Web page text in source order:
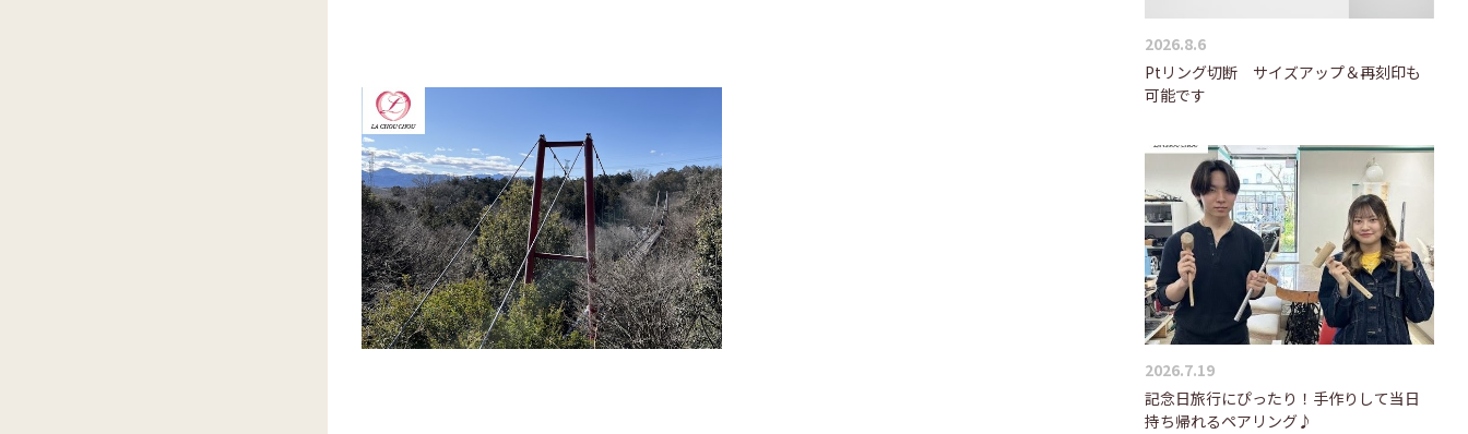
2026.8.6
Ptリング切断 サイズアップ＆再刻印も
可能です
2026.7.19
記念日旅行にぴったり！手作りして当日
持ち帰れるペアリング♪